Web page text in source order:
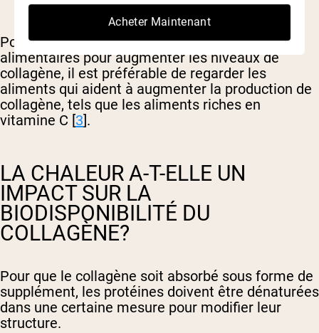
Pour ceux qui préfèrent opter pour des sources
alimentaires pour augmenter les niveaux de
collagène, il est préférable de regarder les
aliments qui aident à augmenter la production de
collagène, tels que les aliments riches en
vitamine C [3].
LA CHALEUR A-T-ELLE UN
IMPACT SUR LA
BIODISPONIBILITÉ DU
COLLAGÈNE?
Pour que le collagène soit absorbé sous forme de
supplément, les protéines doivent être dénaturées
dans une certaine mesure pour modifier leur
structure.
Acheter Maintenant